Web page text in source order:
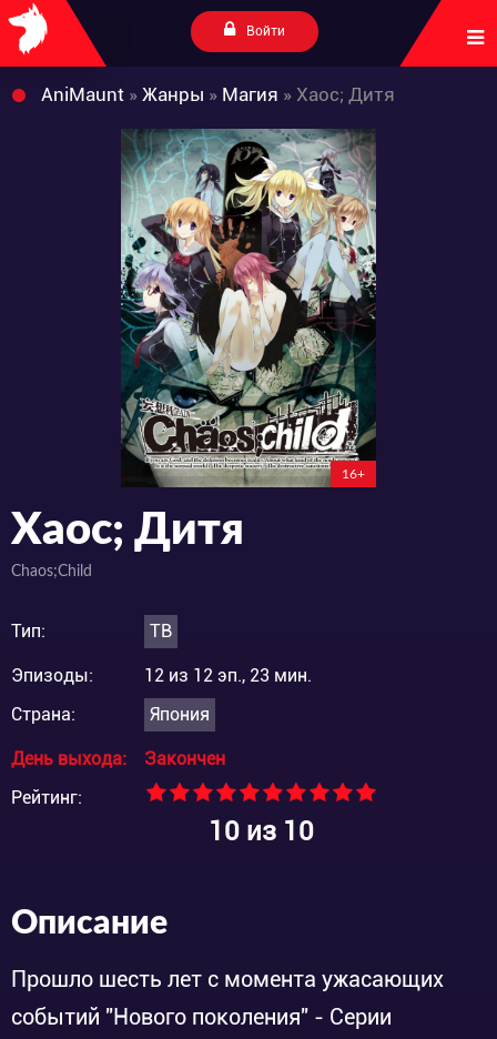
Войти
AniMaunt » Жанры » Магия » Хаос; Дитя
16+
Хаос; Дитя
Chaos;Child
Тип: ТВ
Эпизоды:
12 из 12 эп., 23 мин.
Страна:
Япония
День выхода:
Закончен
Рейтинг:
10из 10
Описание
Прошло шесть лет с момента ужасающих
событий "Нового поколения" - Серии